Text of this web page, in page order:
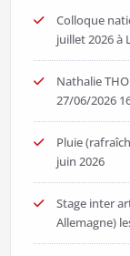
Colloque
juillet 2026 à
Nathalie
27/06/2026
Pluie
juin 2026
Stage inter
Allemagne)